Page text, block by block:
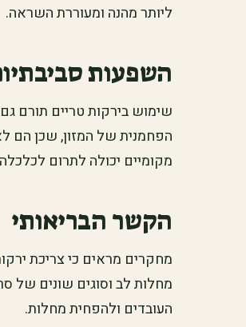
ליותר מהנה ומעוררת השראה.
השפעות
שימוש בירקות טריים תורם
הפחמנית של המזון, שכן הם
מקומיים יכולה לתרום
הקשר הבריאותי
מחקרים מראים כי צריכת
מחלות לב וסוגים שונים של
העובדים ולהפחית מחלות.